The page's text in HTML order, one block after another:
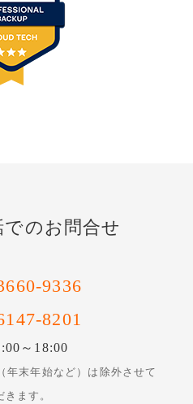
でのお問合せ
9336
8201
～18:00
末年始など）は除外させて
きます。